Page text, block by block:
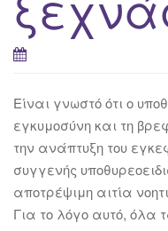
Είναι γνωστό ότι o
εγκυμοσύνη και τη
την ανάπτυξη του
συγγενής
αποτρέψιμη αιτία
Για το λόγο αυτό, όλα